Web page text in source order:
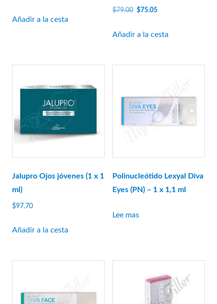
Añadir a la cesta
$79.00 El
original
$75.05
actual
Añadir a la cesta
Jalupro Ojos jóvenes (1 x 1
ml)
$97.70
Añadir a la cesta
Polinucleótido Lexyal Diva
Eyes (PN) – 1 x 1,1 ml
Lee mas
Ejal 40
Relleno resplandeciente
Ciencia Acnex
Ciencia acuática
Ciencia básica
Ciencia Derma
Hyafilia
Hyaron
Jalupro
Juvederm
Linerase